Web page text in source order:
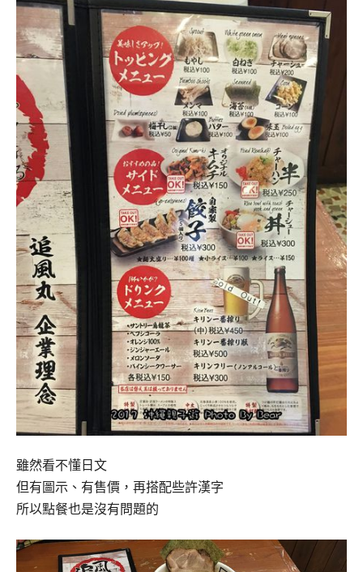
雖然看不懂日文
但有圖示、有售價，再搭配些許漢字
所以點餐也是沒有問題的